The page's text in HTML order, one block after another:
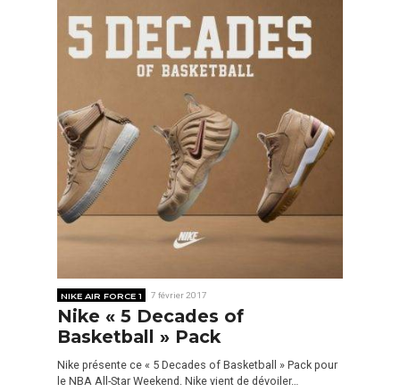
NIKE AIR FORCE 1 7 février 2017
Nike « 5 Decades of
Basketball » Pack
Nike présente ce « 5 Decades of Basketball » Pack pour
le NBA All-Star Weekend. Nike vient de dévoiler…